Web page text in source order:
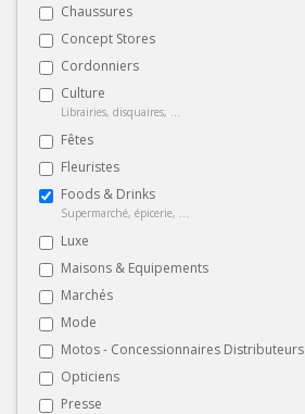
Chaussures
Concept Stores
Cordonniers
Culture
Librairies, disquaires, ...
Fêtes
Fleuristes
Foods & Drinks
Supermarché, épicerie, ...
Luxe
Maisons & Equipements
Marchés
Mode
Motos - Concessionnaires Distributeurs
Opticiens
Presse